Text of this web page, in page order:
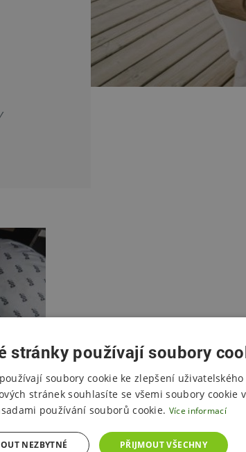
Děti u nás mají
podřimování
stránky používají soubory
soubory cookie ke zlepšení
stránek souhlasíte se všemi soubory cookie
používání souborů cookie. Více informací
PŘIJMOUT VŠECHNY
NEZBYTNÉ